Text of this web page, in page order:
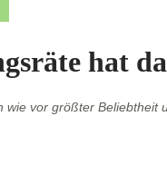
hat
wie vor größter Beliebtheit